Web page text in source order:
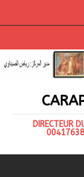
DIRECTEUR